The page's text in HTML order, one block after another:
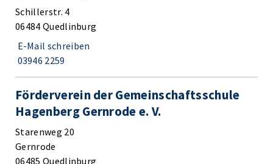
Schillerstr. 4
06484 Quedlinburg
E-Mail schreiben
03946 2259
Förderverein der Gemeinschaftsschule
Hagenberg Gernrode e. V.
Starenweg 20
Gernrode
06485 Quedlinburg